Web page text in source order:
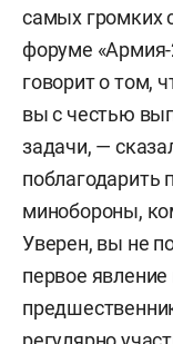
самых громких
форуме
говорит о том,
вы с честью
задачи, —
поблагодарить
минобороны,
Уверен, вы не
первое